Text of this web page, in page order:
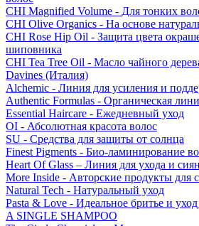
CHI Magnified Volume - Для тонких
CHI Olive Organics - На основе
CHI Rose Hip Oil - Защита цвета
шиповника
CHI Tea Tree Oil - Масло чайного
Davines (Италия)
Alchemic - Линия для усиления и
Authentic Formulas - Органическая
Essential Haircare - Eжедневный уход
OI - Абсолютная красота волос
SU - Средства для защиты от солнца
Finest Pigments - Био-ламинирование
Heart Of Glass – Линия для ухода и
More Inside - Авторские продукты для
Natural Tech - Натуральный уход
Pasta & Love - Идеальное бритье и
A SINGLE SHAMPOO